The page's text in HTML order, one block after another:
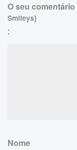
O seu comentário
Smileys]
:
Nome